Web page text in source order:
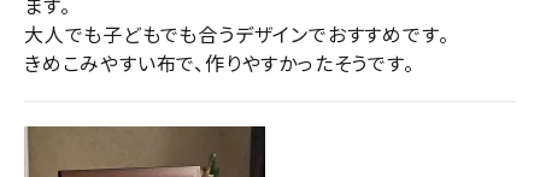
大人でも子どもでも合うデザインでおすすめです。
きめこみやすい布で、作りやすかったそうです。